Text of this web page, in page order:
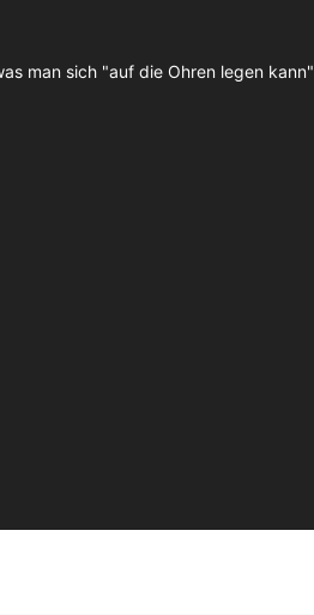
man sich "auf die Ohren legen kann"